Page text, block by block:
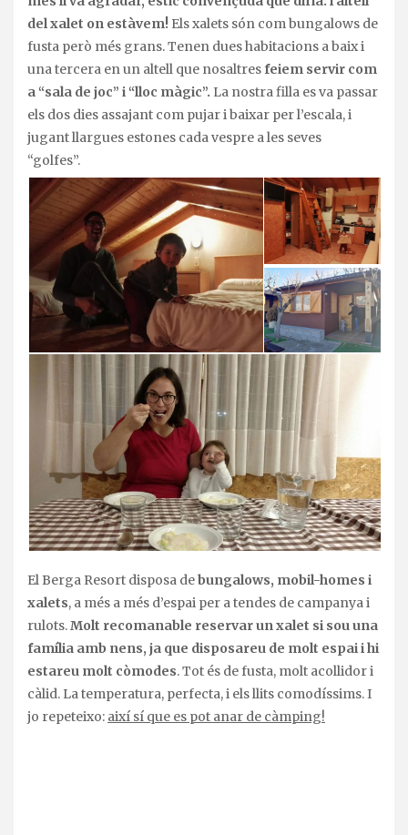
del xalet on estàvem! Els xalets són com bungalows de
fusta però més grans. Tenen dues habitacions a baix i
una tercera en un altell que nosaltres feiem servir com
a “sala de joc” i “lloc màgic”. La nostra filla es va passar
els dos dies assajant com pujar i baixar per l’escala, i
jugant llargues estones cada vespre a les seves
“golfes”.
El Berga Resort disposa debungalows, mobil-homes i
xalets, a més a més d’espai per a tendes de campanya i
rulots.Molt recomanable reservar un xalet si sou una
família amb nens, ja que disposareu de molt espai i hi
estareu molt còmodes. Tot és de fusta, molt acollidor i
càlid. La temperatura, perfecta, i els llits comodíssims. I
jo repeteixo: així sí que es pot anar de càmping!